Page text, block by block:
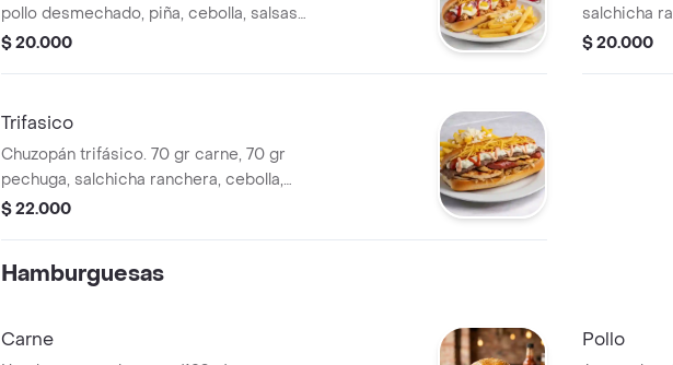
pollo desmechado, piña, cebolla, salsas
de la casa, queso mozarella, tocineta,
$ 20.000
salchicha
salsas de la
$ 20.000
Trifasico
Chuzopán trifásico. 70 gr carne, 70 gr
pechuga, salchicha ranchera, cebolla,
salsas de la casa, tocineta, queso
$ 22.000
Hamburguesas
Carne Pollo